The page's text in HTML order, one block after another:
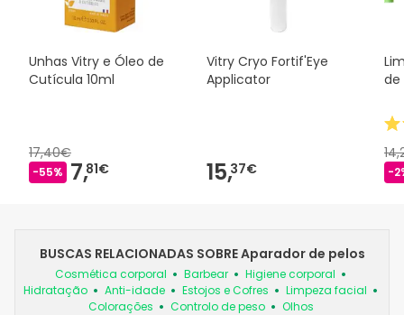
Unhas Vitry e Óleo de
Cutícula 10ml
17,40€
-55% 7,81€
Vitry Cryo Fortif'Eye
Applicator
15,37€
de
-
BUSCAS RELACIONADAS SOBRE Aparador de pelos
Cosmética corporal Barbear
Higiene corporal
Hidratação
Anti-idade Estojos e Cofres
Limpeza facial
Colorações
Controlo de peso Olhos